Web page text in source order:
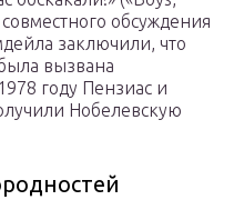
обсуждения
заключили, что
вызвана
году Пензиас и
Нобелевскую